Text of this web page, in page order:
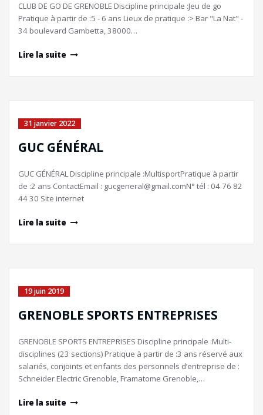
CLUB DE GO DE GRENOBLE Discipline principale :Jeu de go
Pratique à partir de :5 - 6 ans Lieux de pratique :> Bar "La Nat" -
34 boulevard Gambetta, 38000…
Lire la suite
31 janvier 2022
GUC GÉNÉRAL
GUC GÉNÉRAL Discipline principale :MultisportPratique à partir
de :2 ans ContactEmail : gucgeneral@gmail.comN° tél : 04 76 82
44 30 Site internet
Lire la suite
19 juin 2019
GRENOBLE SPORTS ENTREPRISES
GRENOBLE SPORTS ENTREPRISES Discipline principale :Multi-
disciplines (23 sections) Pratique à partir de :3 ans réservé aux
salariés, conjoints et enfants des personnels d’entreprise de :
Schneider Electric Grenoble, Framatome Grenoble,…
Lire la suite